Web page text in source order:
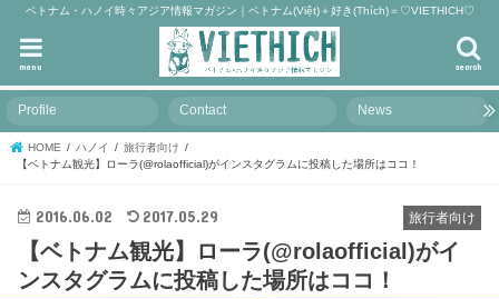
ベトナム・ハノイ時々アジア情報マガジン｜ベトナム(Việt)＋好き(Thích)＝♡VIETHICH♡
search
menu
Profile Contact News
HOME ハノイ
旅行者向け
【ベトナム観光】ローラ(@rolaofficial)がインスタグラムに投稿した場所はココ！
旅行者向け
2016.06.02 2017.05.29
【ベトナム観光】ローラ(@rolaofficial)がイ
ンスタグラムに投稿した場所はココ！